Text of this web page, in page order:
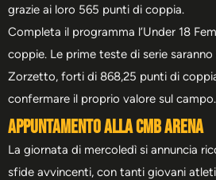
grazie ai loro 565 punti di coppia.
Completa il programma l’Under 18
coppie. Le prime teste di serie saranno
Zorzetto, forti di 868,25 punti di
confermare il proprio valore sul campo.
Appuntamento alla CMB Arena
La giornata di mercoledì si annuncia
sfide avvincenti, con tanti giovani